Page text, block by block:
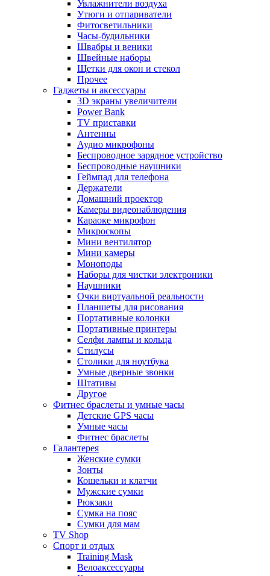
Увлажнители воздуха
Утюги и отпариватели
Фитосветильники
Часы-будильники
Швабры и веники
Швейные наборы
Щетки для окон и стекол
Прочее
Гаджеты и аксессуары
3D экраны увеличители
Power Bank
TV приставки
Антенны
Аудио микрофоны
Беспроводное зарядное устройство
Беспроводные наушники
Геймпад для телефона
Держатели
Домашний проектор
Камеры видеонаблюдения
Караоке микрофон
Микроскопы
Мини вентилятор
Мини камеры
Моноподы
Наборы для чистки электроники
Наушники
Очки виртуальной реальности
Планшеты для рисования
Портативные колонки
Портативные принтеры
Селфи лампы и кольца
Стилусы
Столики для ноутбука
Умные дверные звонки
Штативы
Другое
Фитнес браслеты и умные часы
Детские GPS часы
Умные часы
Фитнес браслеты
Галантерея
Женские сумки
Зонты
Кошельки и клатчи
Мужские сумки
Рюкзаки
Сумка на пояс
Сумки для мам
TV Shop
Спорт и отдых
Training Mask
Велоаксессуары